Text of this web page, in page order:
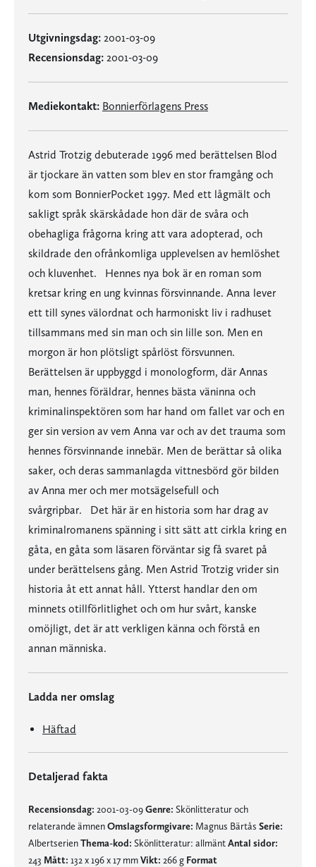
Utgivningsdag: 2001-03-09
Recensionsdag: 2001-03-09
Mediekontakt: Bonnierförlagens Press
Astrid Trotzig debuterade 1996 med berättelsen Blod
är tjockare än vatten som blev en stor framgång och
kom som BonnierPocket 1997. Med ett lågmält och
sakligt språk skärskådade hon där de svåra och
obehagliga frågorna kring att vara adopterad, och
skildrade den ofrånkomliga upplevelsen av hemlöshet
och kluvenhet. Hennes nya bok är en roman som
kretsar kring en ung kvinnas försvinnande. Anna lever
ett till synes välordnat och harmoniskt liv i radhuset
tillsammans med sin man och sin lille son. Men en
morgon är hon plötsligt spårlöst försvunnen.
Berättelsen är uppbyggd i monologform, där Annas
man, hennes föräldrar, hennes bästa väninna och
kriminalinspektören som har hand om fallet var och en
ger sin version av vem Anna var och av det trauma som
hennes försvinnande innebär. Men de berättar så olika
saker, och deras sammanlagda vittnesbörd gör bilden
av Anna mer och mer motsägelsefull och
svårgripbar. Det här är en historia som har drag av
kriminalromanens spänning i sitt sätt att cirkla kring en
gåta, en gåta som läsaren förväntar sig få svaret på
under berättelsens gång. Men Astrid Trotzig vrider sin
historia åt ett annat håll. Ytterst handlar den om
minnets otillförlitlighet och om hur svårt, kanske
omöjligt, det är att verkligen känna och förstå en
annan människa.
Ladda ner omslag
Häftad
Detaljerad fakta
Recensionsdag: 2001-03-09Genre: Skönlitteratur och
relaterande ämnenOmslagsformgivare: Magnus Bärtås Serie:
AlbertserienThema-kod: Skönlitteratur: allmäntAntal sidor:
243 Mått: 132 x 196 x 17 mmVikt: 266 g Format